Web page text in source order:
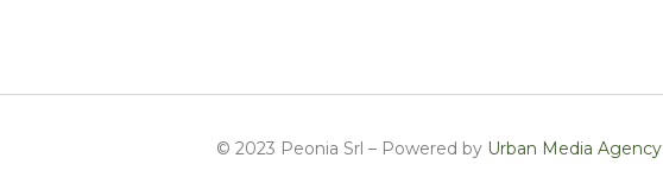
© 2023 Peonia Srl – Powered by Urban Media Agency